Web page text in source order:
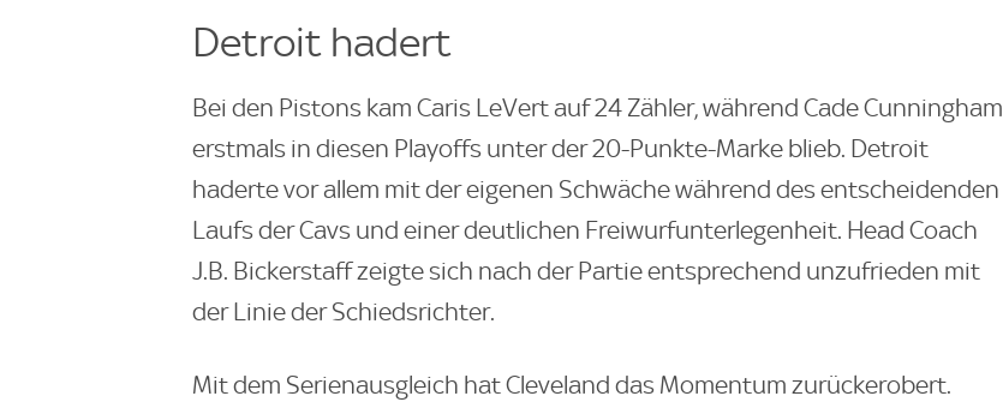
Detroit hadert
Bei den Pistons kam Caris LeVert auf 24 Zähler, während Cade Cunningham
erstmals in diesen Playoffs unter der 20-Punkte-Marke blieb. Detroit
haderte vor allem mit der eigenen Schwäche während des entscheidenden
Laufs der Cavs und einer deutlichen Freiwurfunterlegenheit. Head Coach
J.B. Bickerstaff zeigte sich nach der Partie entsprechend unzufrieden mit
der Linie der Schiedsrichter.
Mit dem Serienausgleich hat Cleveland das Momentum zurückerobert.